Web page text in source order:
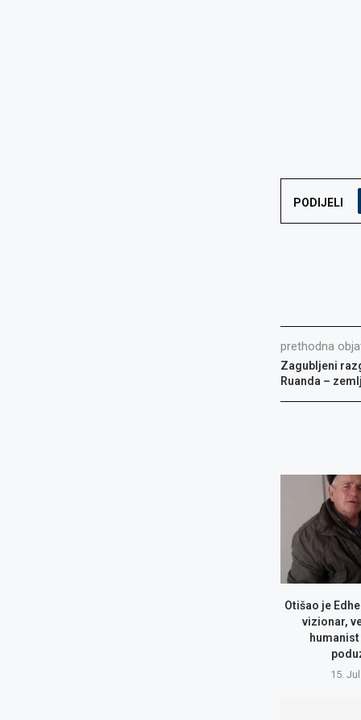
PODIJELI
prethodna
Zagubljeni
Ruanda –
Otišao je
vizionar,
15.